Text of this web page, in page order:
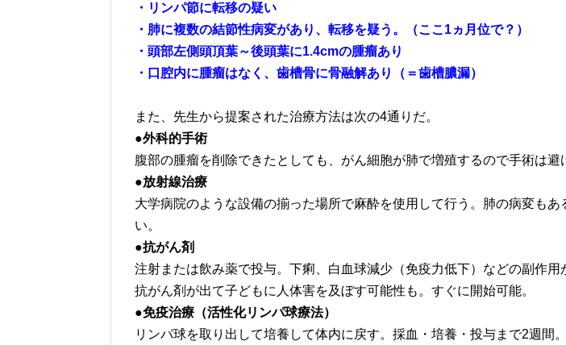
・リンパ節に転移の疑い
・肺に複数の結節性病変があり、転移を疑う。（ここ1ヵ月位で？）
・頭部左側頭頂葉～後頭葉に1.4cmの腫瘤あり
・口腔内に腫瘤はなく、歯槽骨に骨融解あり（＝歯槽膿漏）
また、先生から提案された治療方法は次の4通りだ。
●外科的手術
腹部の腫瘤を削除できたとしても、がん細胞が肺で増殖するので手術は避
●放射線治療
大学病院のような設備の揃った場所で麻酔を使用して行う。肺の病変もあ
い。
●抗がん剤
注射または飲み薬で投与。下痢、白血球減少（免疫力低下）などの副作用
抗がん剤が出て子どもに人体害を及ぼす可能性も。すぐに開始可能。
●免疫治療（活性化リンパ球療法）
リンパ球を取り出して培養して体内に戻す。採血・培養・投与まで2週間